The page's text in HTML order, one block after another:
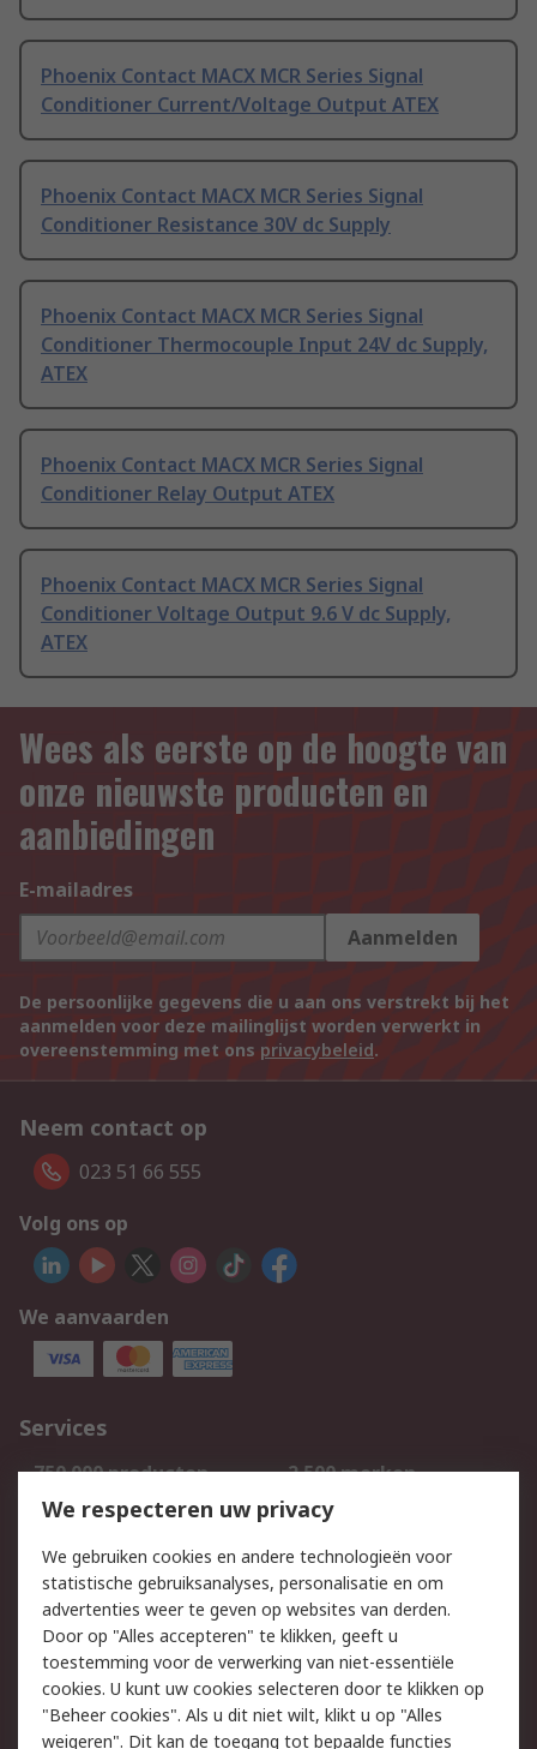
Phoenix Contact MACX MCR Series Signal
Conditioner Current/Voltage Output ATEX
Phoenix Contact MACX MCR Series Signal
Conditioner Resistance 30V dc Supply
Phoenix Contact MACX MCR Series Signal
Conditioner Thermocouple Input 24V dc Supply,
ATEX
Phoenix Contact MACX MCR Series Signal
Conditioner Relay Output ATEX
Phoenix Contact MACX MCR Series Signal
Conditioner Voltage Output 9.6 V dc Supply,
ATEX
Wees als eerste op de hoogte van
onze nieuwste producten en
aanbiedingen
E-mailadres
Aanmelden
De persoonlijke gegevens die u aan ons verstrekt bij het
aanmelden voor deze mailinglijst worden verwerkt in
overeenstemming met ons privacybeleid.
Neem contact op
023 51 66 555
Volg ons op
We aanvaarden
Services
750.000 producten
2.500 merken
Bestellen
Inkoopoplossingen
Track & Trace
Wettelijk
Cookiebeleid
Email veiligheid
Privacybeleid
Websitevoorwaarden
We respecteren uw privacy
We gebruiken cookies en andere technologieën voor
statistische gebruiksanalyses, personalisatie en om
advertenties weer te geven op websites van derden.
Door op "Alles accepteren" te klikken, geeft u
toestemming voor de verwerking van niet-essentiële
cookies. U kunt uw cookies selecteren door te klikken op
"Beheer cookies". Als u dit niet wilt, klikt u op "Alles
weigeren". Dit kan de toegang tot bepaalde functies